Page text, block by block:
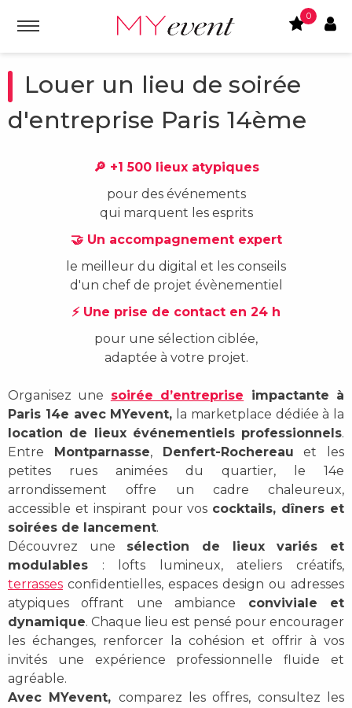
0
Louer un lieu de soirée
d'entreprise Paris 14ème
🔎 +1 500 lieux atypiques
pour des événements
qui marquent les esprits
🤝 Un accompagnement expert
le meilleur du digital et les conseils
d'un chef de projet évènementiel
⚡ Une prise de contact en 24 h
pour une sélection ciblée,
adaptée à votre projet.
Organisez une soirée d’entreprise impactante à
Paris 14e avec MYevent, la marketplace dédiée à la
location de lieux événementiels professionnels.
Entre Montparnasse, Denfert-Rochereau et les
petites rues animées du quartier, le 14e
arrondissement offre un cadre chaleureux,
accessible et inspirant pour vos cocktails, dîners et
soirées de lancement.
Découvrez une sélection de lieux variés et
modulables : lofts lumineux, ateliers créatifs,
terrasses confidentielles, espaces design ou adresses
atypiques offrant une ambiance conviviale et
dynamique. Chaque lieu est pensé pour encourager
les échanges, renforcer la cohésion et offrir à vos
invités une expérience professionnelle fluide et
agréable.
Avec MYevent, comparez les offres, consultez les